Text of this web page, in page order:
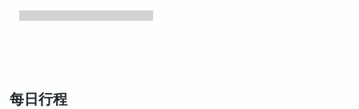
每日行程